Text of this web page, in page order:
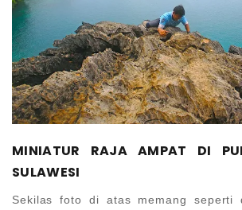
MINIATUR RAJA AMPAT DI
SULAWESI
Sekilas foto di atas memang seperti